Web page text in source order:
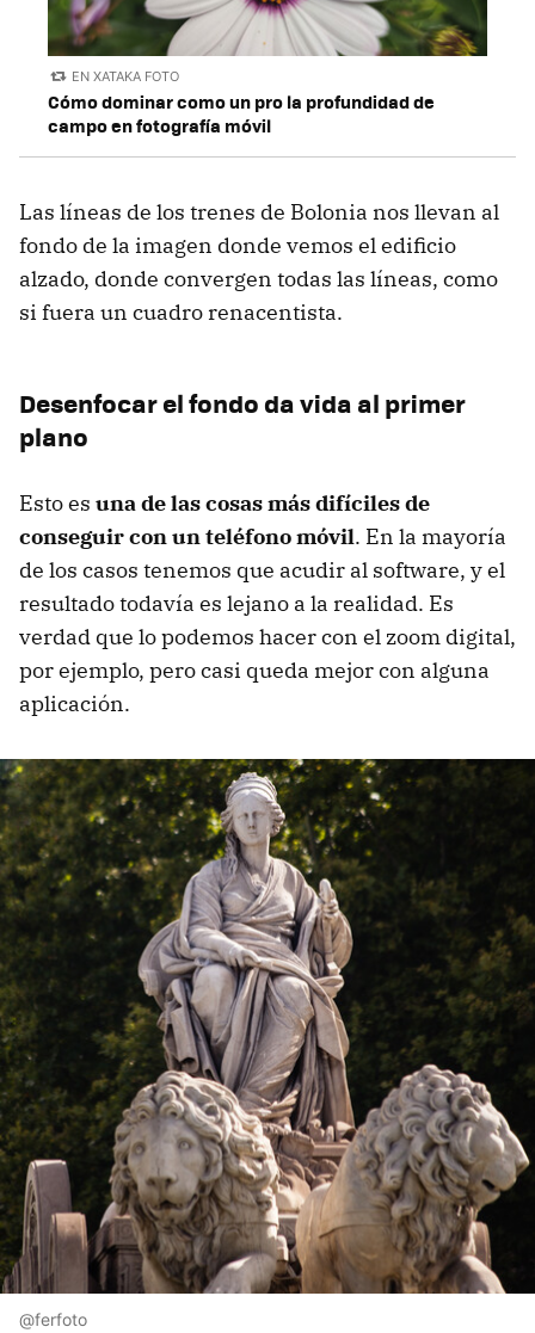
EN XATAKA FOTO
Cómo dominar como un pro la profundidad de
campo en fotografía móvil
Las líneas de los trenes de Bolonia nos llevan al
fondo de la imagen donde vemos el edificio
alzado, donde convergen todas las líneas, como
si fuera un cuadro renacentista.
Desenfocar el fondo da vida al primer
plano
Esto es una de las cosas más difíciles de
conseguir con un teléfono móvil. En la mayoría
de los casos tenemos que acudir al software, y el
resultado todavía es lejano a la realidad. Es
verdad que lo podemos hacer con el zoom digital,
por ejemplo, pero casi queda mejor con alguna
aplicación.
@ferfoto